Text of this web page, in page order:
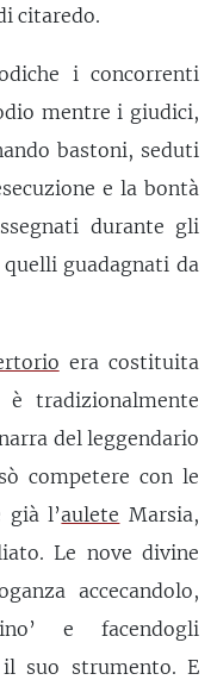
citaredo.
i concorrenti
mentre i giudici,
bastoni, seduti
e la bontà
durante gli
guadagnati da
era costituita
tradizionalmente
del leggendario
competere con le
già l’aulete Marsia,
Le nove divine
accecandolo,
e facendogli
suo strumento. E